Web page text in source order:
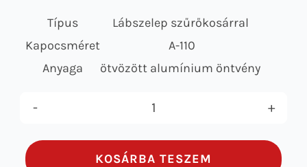
Típus
Lábszelep szűrőkosárral
Kapocsméret
A-110
Anyaga
ötvözött alumínium öntvény
110
KOSÁRBA TESZEM